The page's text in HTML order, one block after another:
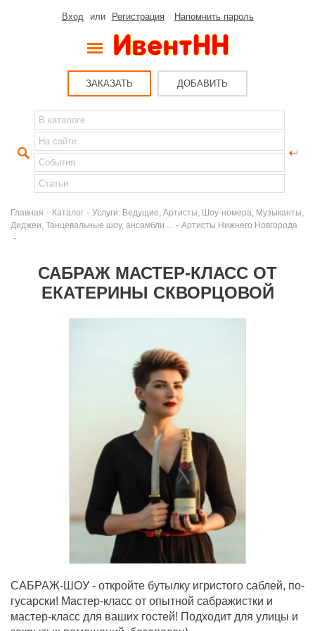
Вход или Регистрация Напомнить пароль
ЗАКАЗАТЬ ДОБАВИТЬ
Главная - Каталог - Услуги: Ведущие, Артисты, Шоу-номера, Музыканты,
Диджеи, Танцевальные шоу, ансамбли ...
- Артисты Нижнего Новгорода
-
САБРАЖ МАСТЕР-КЛАСС ОТ
ЕКАТЕРИНЫ СКВОРЦОВОЙ
САБРАЖ-ШОУ - откройте бутылку игристого саблей, по-
гусарски! Мастер-класс от опытной сабражистки и
мастер-класс для ваших гостей! Подходит для улицы и